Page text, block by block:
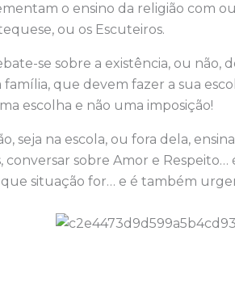
o ensino da religião com
ou os Escuteiros.
se sobre a existência, ou não,
família, que devem fazer a sua
escolha e não uma imposição!
seja na escola, ou fora dela,
conversar sobre Amor e
que situação for… e é também